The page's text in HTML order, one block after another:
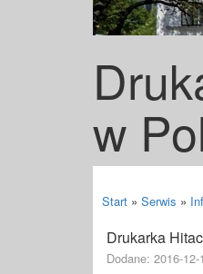
w
Start » Serwis »
Drukarka
Dodane: 2016-12-